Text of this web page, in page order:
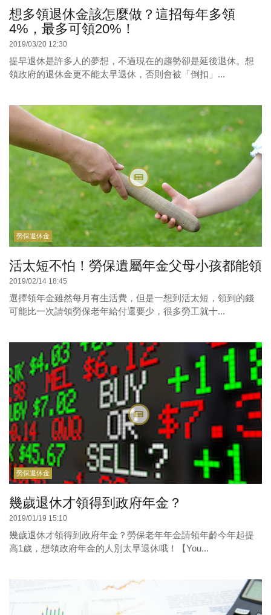
想多領退休金該怎麼做？這招每年多領
4%，最多可領20%！
2019/03/20 12:30
提早退休是許多人的夢想，不過現在的趨勢卻是延後退休。想
領政府的退休金更不能太早退休，否則會被「倒扣」...
勞保退休金
活太短不怕！勞保遺屬年金父母小孩都能領
2019/02/14 18:45
選擇領年金雖然每月有生活費，但是一想到活太短，領到的錢
可能比一次請領勞保老年給付還要少，很多勞工就十...
勞保退休金
幾歲退休才領得到政府年金？
2019/01/19 15:10
幾歲退休才領得到政府年金？勞保老年年金請領年齡今年起提
高1歲，想領政府年金的人別太早退休哦！【You...